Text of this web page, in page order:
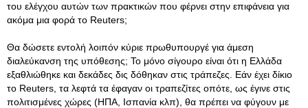
του ελέγχου αυτών των πρακτικών που φέρνει στην επιφάνεια για
ακόμα μια φορά το Reuters;
Θα δώσετε εντολή λοιπόν κύριε πρωθυπουργέ για άμεση
διαλεύκανση της υπόθεσης; Το μόνο σίγουρο είναι ότι η Ελλάδα
εξαθλιώθηκε και δεκάδες δις δόθηκαν στις τράπεζες. Εάν έχει δίκιο
το Reuters, τα λεφτά τα έφαγαν οι τραπεζίτες οπότε, ως έγινε στις
πολιτισμένες χώρες (ΗΠΑ, Ισπανία κλπ), θα πρέπει να φύγουν με